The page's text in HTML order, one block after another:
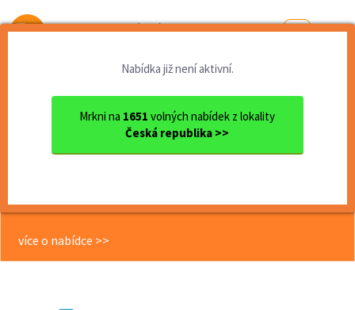
Od první brigády
Nabídka již není aktivní.
Mrkni na 1651 volných nabídek z lokality
Česká republika >>
Kompletace výrobků a jiné p...
<< Zpět
více o nabídce >>